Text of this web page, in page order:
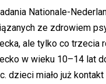
Nationale-
ze zdrowiem
ale tylko co trzecia
w wieku 10–14 lat
dzieci miało już